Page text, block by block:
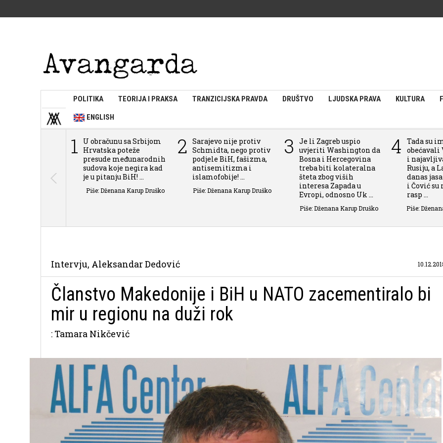
POLITIKA TEORIJA I PRAKSA TRANZICIJSKA PRAVDA DRUŠTVO LJUDSKA PRAVA KULTURA
ENGLISH
1
U obračunu sa Srbijom
Hrvatska poteže
presude međunarodnih
sudova koje negira kad
je u pitanju BiH! ...
Piše: Dženana Karup Druško
2 Sarajevo nije protiv
Schmidta, nego protiv
podjele BiH, fašizma,
antisemitizma i
islamofobije! ...
Piše: Dženana Karup Druško
3
Je li Zagreb uspio
uvjeriti Washington da
Bosna i Hercegovina
treba biti kolateralna
šteta zbog viših
interesa Zapada u
Evropi, odnosno Uk ...
Piše: Dženana Karup Druško
4
Tada su
obećavali
i
Rusiju, a
danas
i Čović su
rasp ...
Piše:
Intervju, Aleksandar Dedović
Članstvo Makedonije i BiH u NATO zacementiralo bi
mir u regionu na duži rok
: Tamara Nikčević